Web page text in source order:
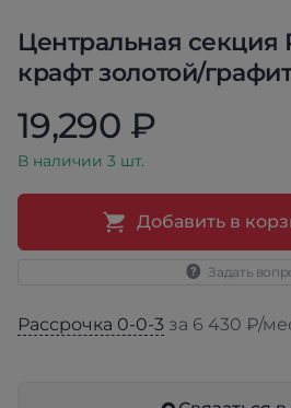
Центральная секция
крафт золотой/
19,290 ₽
В наличии 3 шт.
Добавить в
Задать
Рассрочка 0-0-3 за 6 430 ₽/